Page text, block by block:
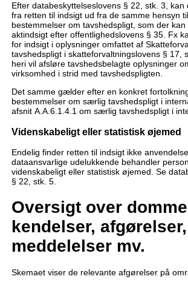
Efter databeskyttelseslovens § 22, stk. 3, kan
fra retten til indsigt ud fra de samme hensyn
bestemmelser om tavshedspligt, som der
aktindsigt efter offentlighedslovens § 35. Fx
for indsigt i oplysninger omfattet af
tavshedspligt i skatteforvaltningslovens § 17,
heri vil afsløre tavshedsbelagte oplysninger
virksomhed i strid med tavshedspligten.
Det samme gælder efter en konkret
bestemmelser om særlig tavshedspligt i
afsnit A.A.6.1.4.1 om særlig tavshedspligt i
Videnskabeligt eller statistisk øjemed
Endelig finder retten til indsigt ikke
dataansvarlige udelukkende behandler
videnskabeligt eller statistisk øjemed. Se
§ 22, stk. 5.
Oversigt over
kendelser,
meddelelser mv.
Skemaet viser de relevante afgørelser på